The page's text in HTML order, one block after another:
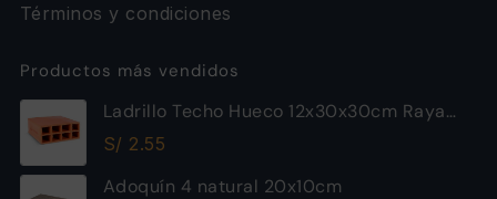
Términos y condiciones
Productos más vendidos
Ladrillo Techo Hueco 12x30x30cm Raya
Piramide
S/ 2.55
Adoquín 4 natural 20x10cm